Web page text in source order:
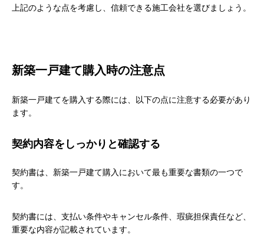
上記のような点を考慮し、信頼できる施工会社を選びましょう。
新築一戸建て購入時の注意点
新築一戸建てを購入する際には、以下の点に注意する必要があり
ます。
契約内容をしっかりと確認する
契約書は、新築一戸建て購入において最も重要な書類の一つで
す。
契約書には、支払い条件やキャンセル条件、瑕疵担保責任など、
重要な内容が記載されています。